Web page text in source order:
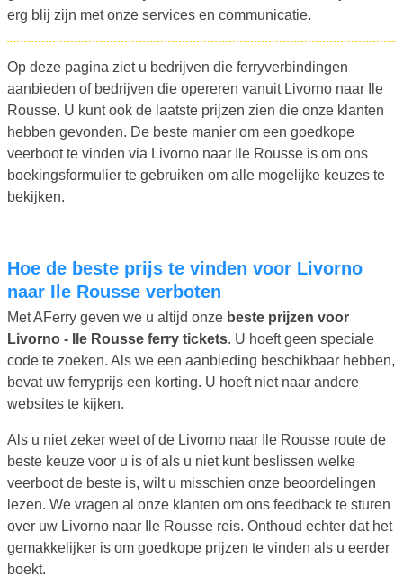
erg blij zijn met onze services en communicatie.
Op deze pagina ziet u bedrijven die ferryverbindingen
aanbieden of bedrijven die opereren vanuit Livorno naar Ile
Rousse. U kunt ook de laatste prijzen zien die onze klanten
hebben gevonden. De beste manier om een goedkope
veerboot te vinden via Livorno naar Ile Rousse is om ons
boekingsformulier te gebruiken om alle mogelijke keuzes te
bekijken.
Hoe de beste prijs te vinden voor Livorno
naar Ile Rousse verboten
Met AFerry geven we u altijd onze beste prijzen voor
Livorno - Ile Rousse ferry tickets. U hoeft geen speciale
code te zoeken. Als we een aanbieding beschikbaar hebben,
bevat uw ferryprijs een korting. U hoeft niet naar andere
websites te kijken.
Als u niet zeker weet of de Livorno naar Ile Rousse route de
beste keuze voor u is of als u niet kunt beslissen welke
veerboot de beste is, wilt u misschien onze beoordelingen
lezen. We vragen al onze klanten om ons feedback te sturen
over uw Livorno naar Ile Rousse reis. Onthoud echter dat het
gemakkelijker is om goedkope prijzen te vinden als u eerder
boekt.